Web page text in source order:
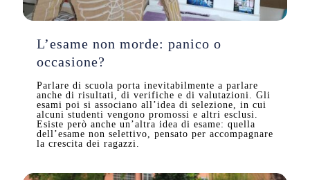
L’esame non morde: panico o
occasione?
Parlare di scuola porta inevitabilmente a parlare
anche di risultati, di verifiche e di valutazioni. Gli
esami poi si associano all’idea di selezione, in cui
alcuni studenti vengono promossi e altri esclusi.
Esiste però anche un’altra idea di esame: quella
dell’esame non selettivo, pensato per accompagnare
la crescita dei ragazzi.